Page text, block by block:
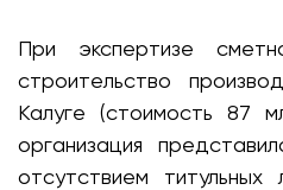
При экспертизе
строительство
Калуге (стоимость 87
организация
отсутствием